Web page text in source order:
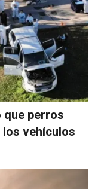
que perros
vehículos